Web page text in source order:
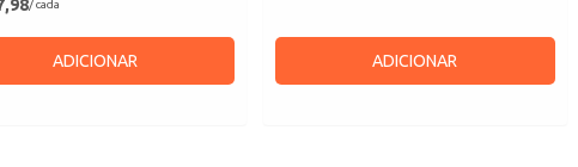
/ cada
ADICIONAR ADICIONAR